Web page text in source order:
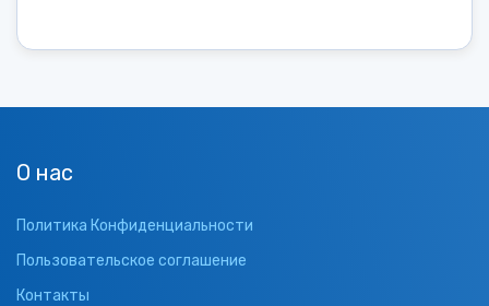
О нас
Политика Конфиденциальности
Пользовательское соглашение
Контакты